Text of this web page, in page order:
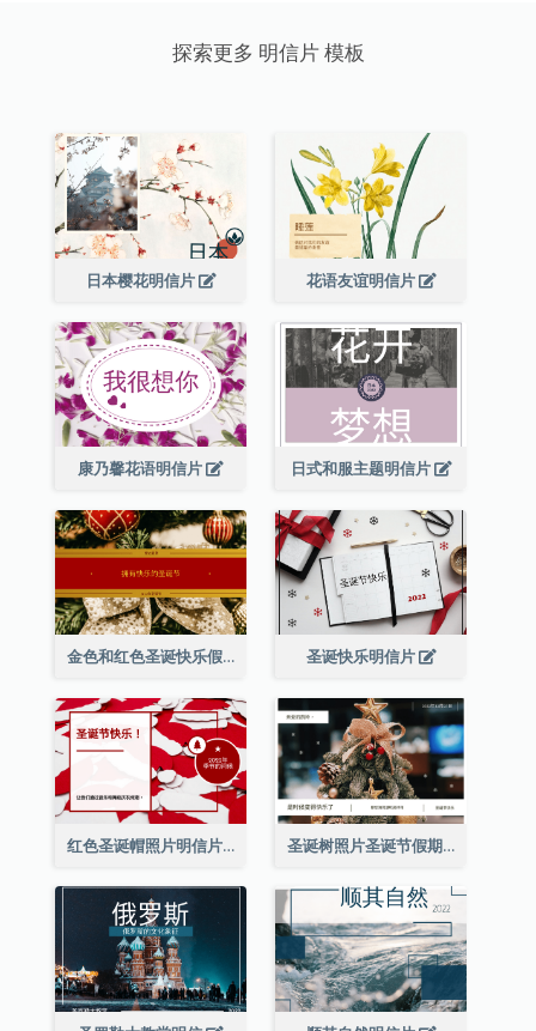
探索更多 明信片 模板
日本樱花明信片 花语友谊明信片
康乃馨花语明信片 日式和服主题明信片
金色和红色圣诞快乐假期明信片 圣诞快乐明信片
红色圣诞帽照片明信片 圣诞树照片圣诞节假期明信片